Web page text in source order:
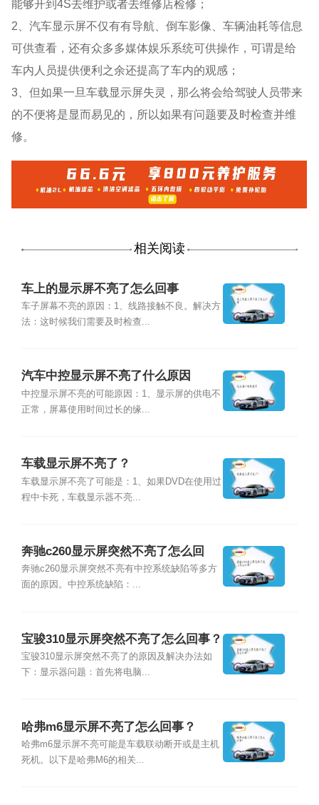
能够开到4S去维护或者去维修店检修；
2、汽车显示屏不仅有有导航、倒车影像、车辆油耗等信息
可供查看，还有众多多媒体娱乐系统可供操作，可谓是给
车内人员提供便利之余还提高了车内的观感；
3、但如果一旦车载显示屏失灵，那么将会给驾驶人员带来
的不便将是显而易见的，所以如果有问题要及时检查并维
修。
相关阅读
车上的显示屏不亮了怎么回事
车子屏幕不亮的原因：1、线路接触不良。解决方
法：这时候我们需要及时检查...
汽车中控显示屏不亮了什么原因
中控显示屏不亮的可能原因：1、显示屏的供电不
正常，屏幕使用时间过长的缘...
车载显示屏不亮了？
车载显示屏不亮了可能是：1、如果DVD在使用过
程中卡死，车载显示器不亮...
奔驰c260显示屏突然不亮了怎么回
事？
奔驰c260显示屏突然不亮有中控系统缺陷等多方
面的原因。中控系统缺陷：...
宝骏310显示屏突然不亮了怎么回事？
宝骏310显示屏突然不亮了的原因及解决办法如
下：显示器问题：首先将电脑...
哈弗m6显示屏不亮了怎么回事？
哈弗m6显示屏不亮可能是车载联动断开或是主机
死机。以下是哈弗M6的相关...